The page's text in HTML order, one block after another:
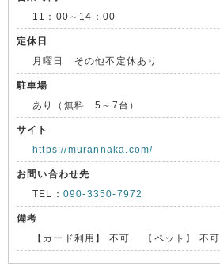
11：00～14：00
定休日
月曜日 その他不定休あり
駐車場
あり（無料 5～7台）
サイト
https://murannaka.com/
お問い合わせ先
TEL： 090-3350-7972
備考
【カード利用】 不可 【ペット】 不可